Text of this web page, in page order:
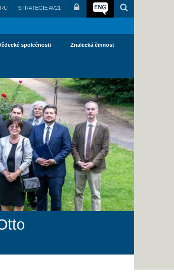
STRATEGIE AV21
společnosti Znalecká činnost